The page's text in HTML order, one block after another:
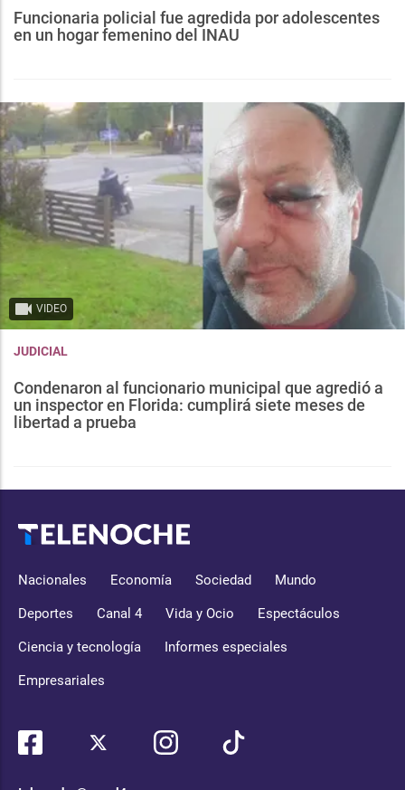
Funcionaria policial fue agredida por adolescentes
en un hogar femenino del INAU
VIDEO
JUDICIAL
Condenaron al funcionario municipal que agredió a
un inspector en Florida: cumplirá siete meses de
libertad a prueba
Nacionales Economía Sociedad Mundo
Deportes Canal 4 Vida y Ocio Espectáculos
Ciencia y tecnología Informes especiales
Empresariales